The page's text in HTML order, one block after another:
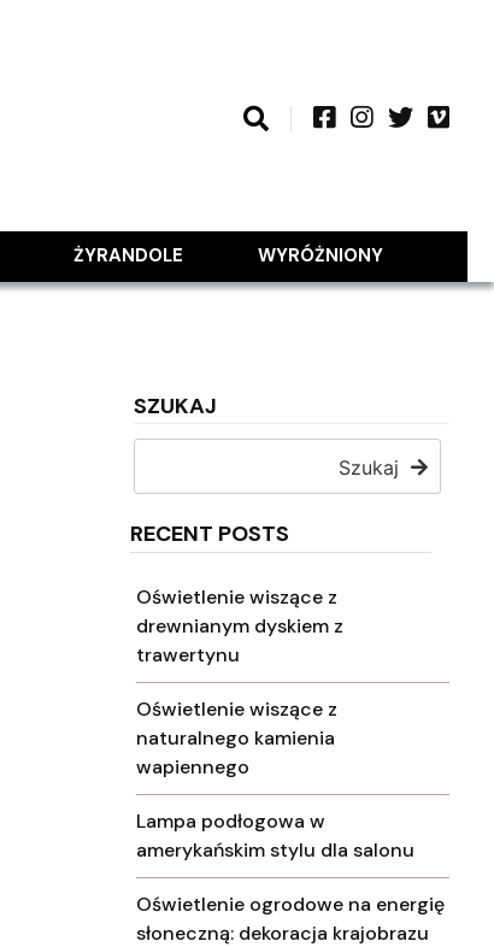
ŻYRANDOLE WYRÓŻNIONY
SZUKAJ
Szukaj
RECENT POSTS
Oświetlenie wiszące z
drewnianym dyskiem z
trawertynu
Oświetlenie wiszące z
naturalnego kamienia
wapiennego
Lampa podłogowa w
amerykańskim stylu dla salonu
Oświetlenie ogrodowe na energię
słoneczną: dekoracja krajobrazu